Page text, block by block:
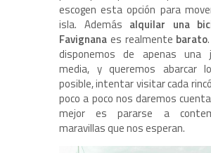
escogen esta opción para
isla. Además alquilar una
Favignana es realmente barato
disponemos de apenas una
media, y queremos abarcar
posible, intentar visitar cada
poco a poco nos daremos
mejor es pararse a
maravillas que nos esperan.